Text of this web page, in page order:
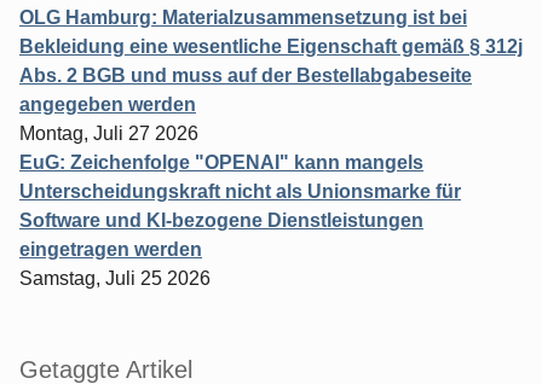
OLG Hamburg: Materialzusammensetzung ist bei
Bekleidung eine wesentliche Eigenschaft gemäß § 312j
Abs. 2 BGB und muss auf der Bestellabgabeseite
angegeben werden
Montag, Juli 27 2026
EuG: Zeichenfolge "OPENAI" kann mangels
Unterscheidungskraft nicht als Unionsmarke für
Software und KI-bezogene Dienstleistungen
eingetragen werden
Samstag, Juli 25 2026
Getaggte Artikel